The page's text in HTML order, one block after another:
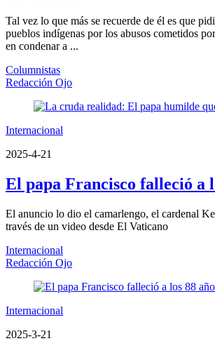
Tal vez lo que más se recuerde de él es que
pueblos indígenas por los abusos cometidos
en condenar a ...
Columnistas
Redacción Ojo
Internacional
2025-4-21
El papa Francisco falleció a
El anuncio lo dio el camarlengo, el cardenal
través de un video desde El Vaticano
Internacional
Redacción Ojo
Internacional
2025-3-21